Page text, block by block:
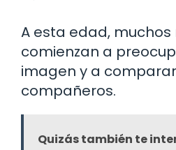
A esta edad, muchos
comienzan a
imagen y a
compañeros.
Quizás también te